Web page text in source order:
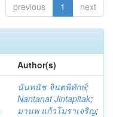
previous 1 next
Author(s)
นันทนัช จินตพิทักษ์;
Nantanat Jintapitak;
มานพ แก้วโมราเจริญ;